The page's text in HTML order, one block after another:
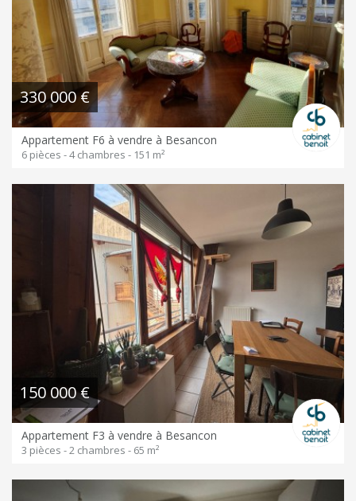
330 000 €
Appartement F6 à vendre à Besancon
6 pièces - 4 chambres - 151 m²
150 000 €
Appartement F3 à vendre à Besancon
3 pièces - 2 chambres - 65 m²